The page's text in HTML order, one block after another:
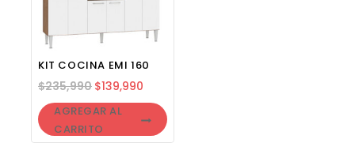
KIT COCINA EMI 160
$235,990 $139,990
AGREGAR AL
CARRITO